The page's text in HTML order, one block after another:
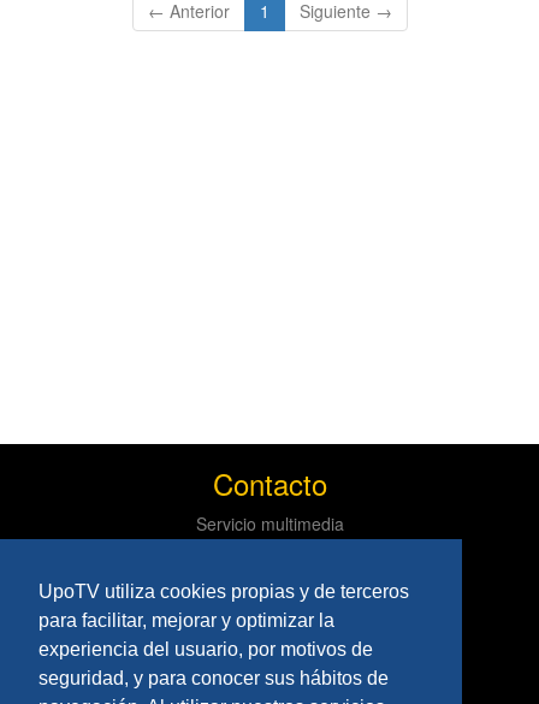
UpoTV utiliza cookies propias y de terceros
para facilitar, mejorar y optimizar la
experiencia del usuario, por motivos de
seguridad, y para conocer sus hábitos de
← Anterior 1 (current)
Siguiente →
Contacto
Servicio multimedia
Políticas
Aviso Legal
Privacidad